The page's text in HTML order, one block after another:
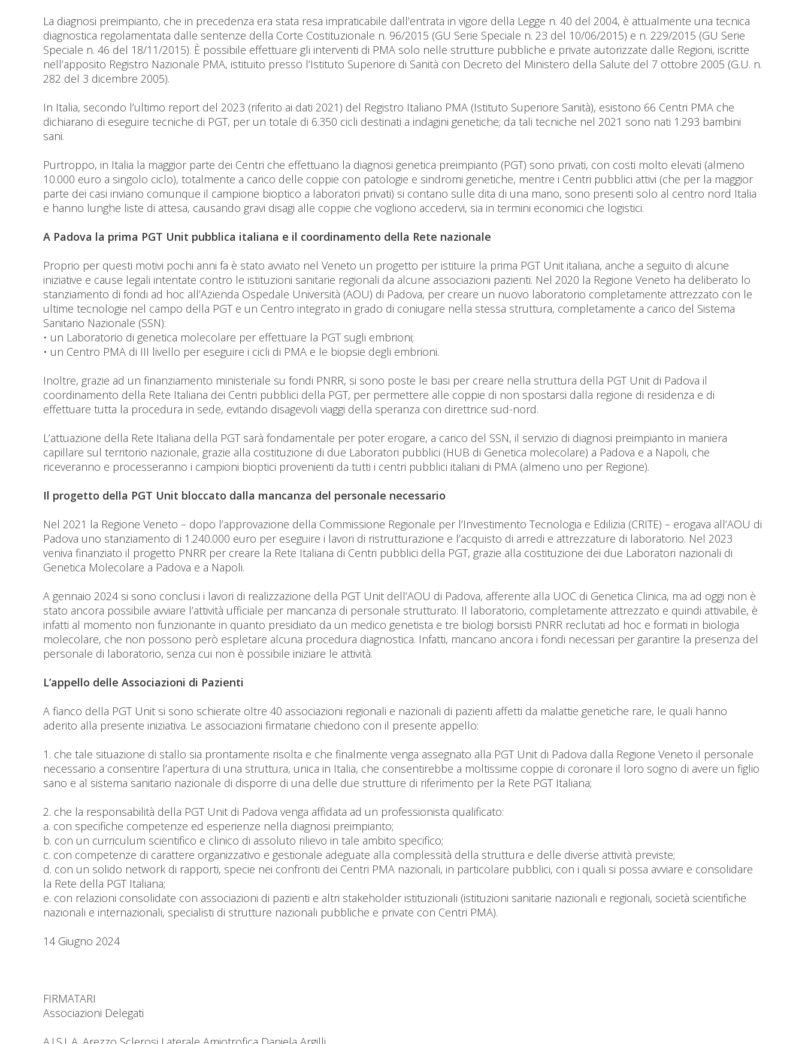
La diagnosi preimpianto, che in precedenza era stata resa impraticabile dall’entrata in vigore della Legge n. 40 del 2004, è attualmente una tecnica
diagnostica regolamentata dalle sentenze della Corte Costituzionale n. 96/2015 (GU Serie Speciale n. 23 del 10/06/2015) e n. 229/2015 (GU Serie
Speciale n. 46 del 18/11/2015). È possibile effettuare gli interventi di PMA solo nelle strutture pubbliche e private autorizzate dalle Regioni, iscritte
nell’apposito Registro Nazionale PMA, istituito presso l’Istituto Superiore di Sanità con Decreto del Ministero della Salute del 7 ottobre 2005 (G.U. n.
282 del 3 dicembre 2005).
In Italia, secondo l’ultimo report del 2023 (riferito ai dati 2021) del Registro Italiano PMA (Istituto Superiore Sanità), esistono 66 Centri PMA che
dichiarano di eseguire tecniche di PGT, per un totale di 6.350 cicli destinati a indagini genetiche; da tali tecniche nel 2021 sono nati 1.293 bambini
sani.
Purtroppo, in Italia la maggior parte dei Centri che effettuano la diagnosi genetica preimpianto (PGT) sono privati, con costi molto elevati (almeno
10.000 euro a singolo ciclo), totalmente a carico delle coppie con patologie e sindromi genetiche, mentre i Centri pubblici attivi (che per la maggior
parte dei casi inviano comunque il campione bioptico a laboratori privati) si contano sulle dita di una mano, sono presenti solo al centro nord Italia
e hanno lunghe liste di attesa, causando gravi disagi alle coppie che vogliono accedervi, sia in termini economici che logistici.
A Padova la prima PGT Unit pubblica italiana e il coordinamento della Rete nazionale
Proprio per questi motivi pochi anni fa è stato avviato nel Veneto un progetto per istituire la prima PGT Unit italiana, anche a seguito di alcune
iniziative e cause legali intentate contro le istituzioni sanitarie regionali da alcune associazioni pazienti. Nel 2020 la Regione Veneto ha deliberato lo
stanziamento di fondi ad hoc all’Azienda Ospedale Università (AOU) di Padova, per creare un nuovo laboratorio completamente attrezzato con le
ultime tecnologie nel campo della PGT e un Centro integrato in grado di coniugare nella stessa struttura, completamente a carico del Sistema
Sanitario Nazionale (SSN):
• un Laboratorio di genetica molecolare per effettuare la PGT sugli embrioni;
• un Centro PMA di III livello per eseguire i cicli di PMA e le biopsie degli embrioni.
Inoltre, grazie ad un finanziamento ministeriale su fondi PNRR, si sono poste le basi per creare nella struttura della PGT Unit di Padova il
coordinamento della Rete Italiana dei Centri pubblici della PGT, per permettere alle coppie di non spostarsi dalla regione di residenza e di
effettuare tutta la procedura in sede, evitando disagevoli viaggi della speranza con direttrice sud-nord.
L’attuazione della Rete Italiana della PGT sarà fondamentale per poter erogare, a carico del SSN, il servizio di diagnosi preimpianto in maniera
capillare sul territorio nazionale, grazie alla costituzione di due Laboratori pubblici (HUB di Genetica molecolare) a Padova e a Napoli, che
riceveranno e processeranno i campioni bioptici provenienti da tutti i centri pubblici italiani di PMA (almeno uno per Regione).
Il progetto della PGT Unit bloccato dalla mancanza del personale necessario
Nel 2021 la Regione Veneto – dopo l’approvazione della Commissione Regionale per l’Investimento Tecnologia e Edilizia (CRITE) – erogava all’AOU di
Padova uno stanziamento di 1.240.000 euro per eseguire i lavori di ristrutturazione e l’acquisto di arredi e attrezzature di laboratorio. Nel 2023
veniva finanziato il progetto PNRR per creare la Rete Italiana di Centri pubblici della PGT, grazie alla costituzione dei due Laboratori nazionali di
Genetica Molecolare a Padova e a Napoli.
A gennaio 2024 si sono conclusi i lavori di realizzazione della PGT Unit dell’AOU di Padova, afferente alla UOC di Genetica Clinica, ma ad oggi non è
stato ancora possibile avviare l’attività ufficiale per mancanza di personale strutturato. Il laboratorio, completamente attrezzato e quindi attivabile, è
infatti al momento non funzionante in quanto presidiato da un medico genetista e tre biologi borsisti PNRR reclutati ad hoc e formati in biologia
molecolare, che non possono però espletare alcuna procedura diagnostica. Infatti, mancano ancora i fondi necessari per garantire la presenza del
personale di laboratorio, senza cui non è possibile iniziare le attività.
L’appello delle Associazioni di Pazienti
A fianco della PGT Unit si sono schierate oltre 40 associazioni regionali e nazionali di pazienti affetti da malattie genetiche rare, le quali hanno
aderito alla presente iniziativa. Le associazioni firmatarie chiedono con il presente appello:
1. che tale situazione di stallo sia prontamente risolta e che finalmente venga assegnato alla PGT Unit di Padova dalla Regione Veneto il personale
necessario a consentire l’apertura di una struttura, unica in Italia, che consentirebbe a moltissime coppie di coronare il loro sogno di avere un figlio
sano e al sistema sanitario nazionale di disporre di una delle due strutture di riferimento per la Rete PGT Italiana;
2. che la responsabilità della PGT Unit di Padova venga affidata ad un professionista qualificato:
a. con specifiche competenze ed esperienze nella diagnosi preimpianto;
b. con un curriculum scientifico e clinico di assoluto rilievo in tale ambito specifico;
c. con competenze di carattere organizzativo e gestionale adeguate alla complessità della struttura e delle diverse attività previste;
d. con un solido network di rapporti, specie nei confronti dei Centri PMA nazionali, in particolare pubblici, con i quali si possa avviare e consolidare
la Rete della PGT Italiana;
e. con relazioni consolidate con associazioni di pazienti e altri stakeholder istituzionali (istituzioni sanitarie nazionali e regionali, società scientifiche
nazionali e internazionali, specialisti di strutture nazionali pubbliche e private con Centri PMA).
14 Giugno 2024
FIRMATARI
Associazioni Delegati